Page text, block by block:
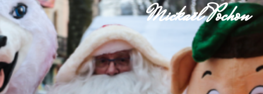
Mickaël Pochon